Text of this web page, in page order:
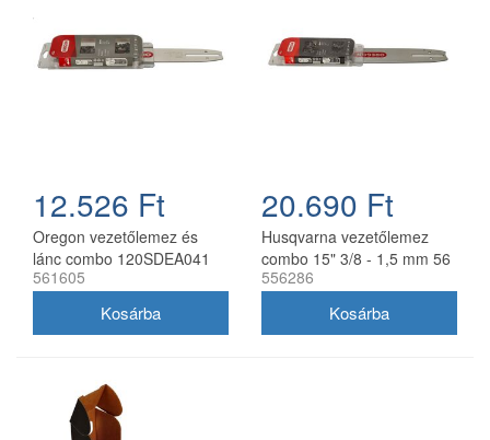
12.526 Ft
Oregon vezetőlemez és
lánc combo 120SDEA041
30 cm 3/8 1,3 mm 2x
561605
20.690 Ft
Husqvarna vezetőlemez
combo 15" 3/8 - 1,5 mm 56
szemes 2 db Oregon
556286